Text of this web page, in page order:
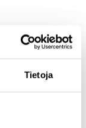
Tietoja